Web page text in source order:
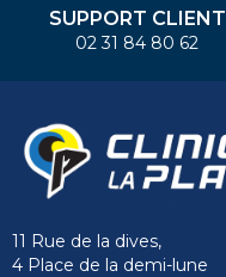
SUPPORT CLIENT
02 31 84 80 62
11 Rue de la dives,
4 Place de la demi-lune